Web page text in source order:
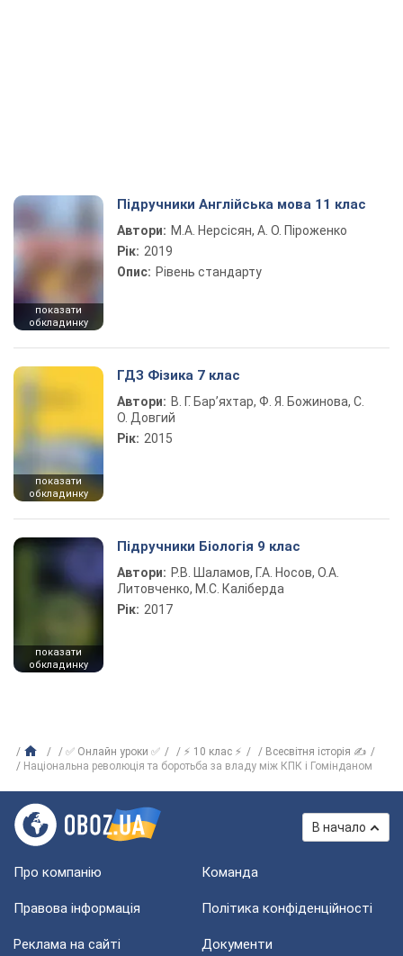
показати
обкладинку
Підручники Англійська мова 11 клас
Автори: М.А. Нерсісян, А. О. Піроженко
Рік: 2019
Опис: Рівень стандарту
показати
обкладинку
ГДЗ Фізика 7 клас
Автори: В. Г. Бар’яхтар, Ф. Я. Божинова, С.
О. Довгий
Рік: 2015
показати
обкладинку
Підручники Біологія 9 клас
Автори: Р.В. Шаламов, Г.А. Носов, О.А.
Литовченко, М.С. Каліберда
Рік: 2017
✅ Онлайн уроки ✅ ⚡ 10 клас ⚡
Всесвітня історія ✍
Національна революція та боротьба за владу між КПК і Гомінданом
В начало
Про компанію Команда
Правова інформація Політика конфіденційності
Реклама на сайті Документи